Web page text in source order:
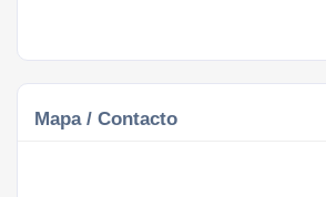
Mapa / Contacto